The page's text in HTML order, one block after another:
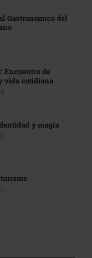
Gastronómico del
Encuentro de
vida cotidiana
y magia